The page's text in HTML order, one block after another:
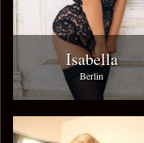
Isabella
Berlin